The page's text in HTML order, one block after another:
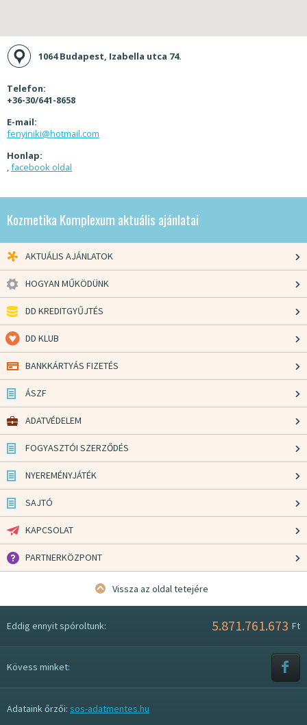
1064 Budapest, Izabella utca 74.
Telefon:
+36-30/641-8658
E-mail:
fenyiniki@hotmail.com
Honlap:
facebook oldal
Kozmetika Komplexum aktuális ajánlatai
AKTUÁLIS AJÁNLATOK
HOGYAN MŰKÖDÜNK
DD KREDITGYŰJTÉS
DD KLUB
BANKKÁRTYÁS FIZETÉS
ÁSZF
ADATVÉDELEM
FOGYASZTÓI SZERZŐDÉS
NYEREMÉNYJÁTÉK
SAJTÓ
KAPCSOLAT
PARTNERKÖZPONT
Vissza az oldal tetejére
Eddig ennyit spóroltunk: 5.871.761.673 Ft
Kövess minket:
Adataink őrzői: sos-adatmentes.hu